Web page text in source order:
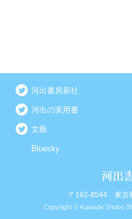
河出書房新社
河出の実用書
文藝
Bluesky
〒162-8544 東京
Copyright © Kawade Shobo